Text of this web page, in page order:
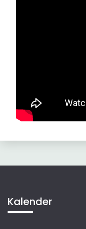
Kalender